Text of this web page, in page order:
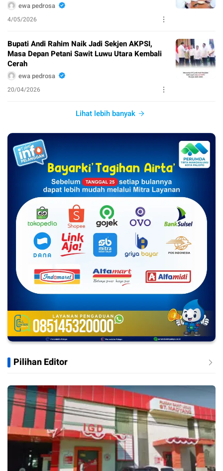
ewa pedrosa
4/05/2026
Bupati Andi Rahim Naik Jadi Sekjen AKPSI,
Masa Depan Petani Sawit Luwu Utara Kembali
Cerah
ewa pedrosa
20/04/2026
Lihat lebih banyak
Pilihan Editor